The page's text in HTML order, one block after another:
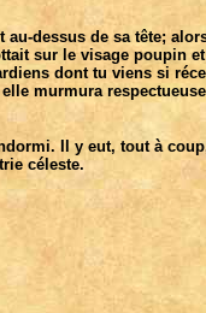
dessus de sa tête;
sur le visage poupin
dont tu viens si
murmura
Il y eut, tout à
céleste.